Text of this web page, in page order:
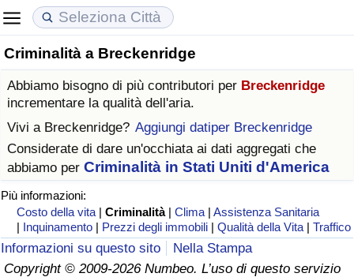
Criminalità a Breckenridge
Abbiamo bisogno di più contributori per Breckenridge
incrementare la qualità dell'aria.
Vivi a Breckenridge? Aggiungi datiper Breckenridge
Considerate di dare un'occhiata ai dati aggregati che
abbiamo per Criminalità in Stati Uniti d'America
Più informazioni:
Costo della vita |Criminalità |Clima |Assistenza Sanitaria
| Inquinamento | Prezzi degli immobili |Qualità della Vita |Traffico
Informazioni su questo sito
Nella Stampa
Copyright © 2009-2026 Numbeo. L’uso di questo servizio
Costo della vita
Indice Del Costo Della Vita (corrente)
Indice Del Costo Della Vita
Indice del Costo della Vita per Nazione
ad Aqaba
Prezzi degli immobili
Indice del Prezzo delle Case (Corrente)
Indice del Prezzo delle Case
Indice del Prezzo delle Case per Nazione
Qualità della Vita
Indice della Qualità della Vita
Indice della Qualità della Vita (Corrente)
Indice della qualità della vita per Paese
Criminalità
Indice del Tasso di Criminalità (Corrente)